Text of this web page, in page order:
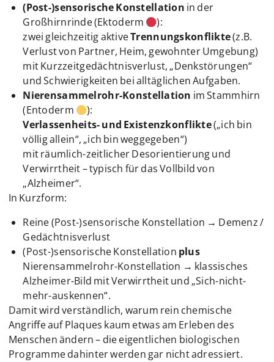
(Post-)sensorische Konstellation in der
Großhirnrinde (Ektoderm
):
zwei gleichzeitig aktiveTrennungskonflikte(z.B.
Verlust von Partner, Heim, gewohnter Umgebung)
mit Kurzzeitgedächtnisverlust, „Denkstörungen“
und Schwierigkeiten bei alltäglichen Aufgaben.
Nierensammelrohr-Konstellation im Stammhirn
(Entoderm
):
Verlassenheits- und Existenzkonflikte(„ich bin
völlig allein“, „ich bin weggegeben“)
mit räumlich-zeitlicher Desorientierung und
Verwirrtheit – typisch für das Vollbild von
„Alzheimer“.
In Kurzform:
Reine (Post-)sensorische Konstellation → Demenz /
Gedächtnisverlust
(Post-)sensorische Konstellation plus
Nierensammelrohr-Konstellation → klassisches
Alzheimer-Bild mit Verwirrtheit und „Sich-nicht-
mehr-auskennen“.
Damit wird verständlich, warum rein chemische
Angriffe auf Plaques kaum etwas am Erleben des
Menschen ändern – die eigentlichen biologischen
Programme dahinter werden gar nicht adressiert.